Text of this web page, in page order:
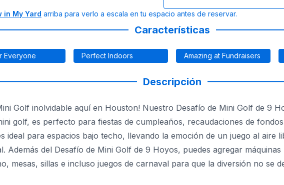
in My Yard arriba para verlo a escala en tu espacio antes de reservar.
Características
Everyone Perfect Indoors Amazing at Fundraisers
Descripción
Golf inolvidable aquí en Houston! Nuestro Desafío de Mini Golf de 9
golf, es perfecto para fiestas de cumpleaños, recaudaciones de
ideal para espacios bajo techo, llevando la emoción de un juego al aire
Además del Desafío de Mini Golf de 9 Hoyos, puedes agregar
mesas, sillas e incluso juegos de carnaval para que la diversión no se
para adaptarnos a cualquier cambio en tus planes. Cuando se trata